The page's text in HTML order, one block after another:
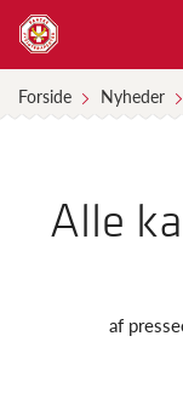
Forside Nyheder
Alle
af